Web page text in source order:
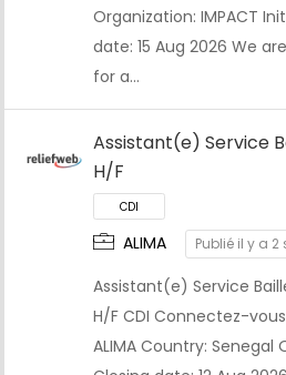
Organization: IMPACT
date: 15 Aug 2026 We
for a…
Assistant(e) Service
H/F
ALIMA Publié il y a
Assistant(e) Service
H/F CDI Connectez-
ALIMA Country: Senegal